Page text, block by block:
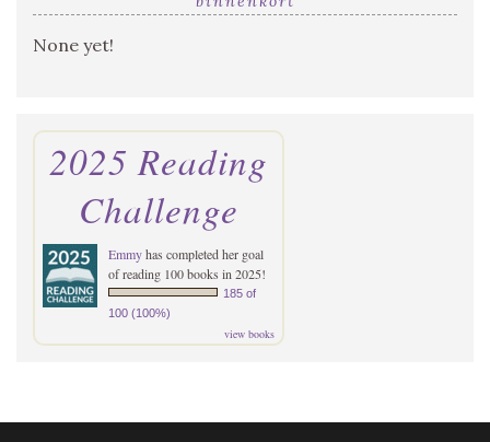
None yet!
2025 Reading
Challenge
Emmyhas completed her goal
of reading 100 books in 2025!
185 of
100 (100%)
view books